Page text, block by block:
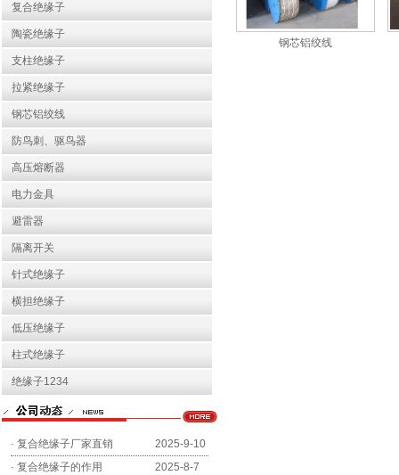
复合绝缘子
陶瓷绝缘子
支柱绝缘子
拉紧绝缘子
钢芯铝绞线
防鸟刺、驱鸟器
高压熔断器
电力金具
避雷器
隔离开关
针式绝缘子
横担绝缘子
低压绝缘子
柱式绝缘子
绝缘子1234
· 复合绝缘子厂家直销
2025-9-10
· 复合绝缘子的作用
2025-8-7
钢芯铝绞线